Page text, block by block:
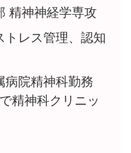
精神神経学専攻
トレス管理、認知
病院精神科勤務
精神科クリニッ